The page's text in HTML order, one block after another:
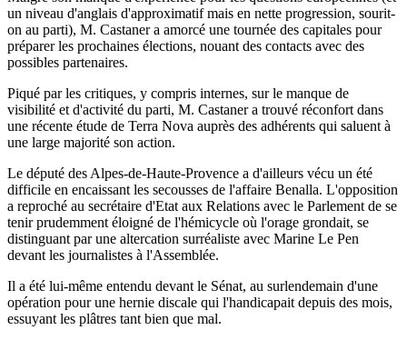
un niveau d'anglais d'approximatif mais en nette progression, sourit-
on au parti), M. Castaner a amorcé une tournée des capitales pour
préparer les prochaines élections, nouant des contacts avec des
possibles partenaires.
Piqué par les critiques, y compris internes, sur le manque de
visibilité et d'activité du parti, M. Castaner a trouvé réconfort dans
une récente étude de Terra Nova auprès des adhérents qui saluent à
une large majorité son action.
Le député des Alpes-de-Haute-Provence a d'ailleurs vécu un été
difficile en encaissant les secousses de l'affaire Benalla. L'opposition
a reproché au secrétaire d'Etat aux Relations avec le Parlement de se
tenir prudemment éloigné de l'hémicycle où l'orage grondait, se
distinguant par une altercation surréaliste avec Marine Le Pen
devant les journalistes à l'Assemblée.
Il a été lui-même entendu devant le Sénat, au surlendemain d'une
opération pour une hernie discale qui l'handicapait depuis des mois,
essuyant les plâtres tant bien que mal.